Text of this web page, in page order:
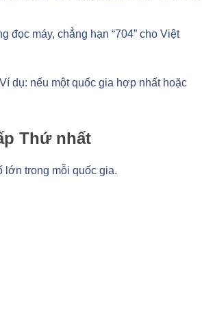
đọc máy, chẳng hạn “704” cho Việt
dụ: nếu một quốc gia hợp nhất hoặc
Thứ nhất
lớn trong mỗi quốc gia.